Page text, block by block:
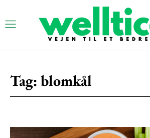
Tag: blomkål